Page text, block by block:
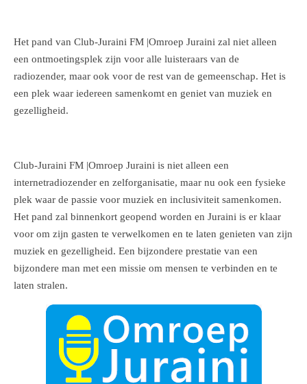
Het pand van Club-Juraini FM |Omroep Juraini zal niet alleen
een ontmoetingsplek zijn voor alle luisteraars van de
radiozender, maar ook voor de rest van de gemeenschap. Het is
een plek waar iedereen samenkomt en geniet van muziek en
gezelligheid.
Club-Juraini FM |Omroep Juraini is niet alleen een
internetradiozender en zelforganisatie, maar nu ook een fysieke
plek waar de passie voor muziek en inclusiviteit samenkomen.
Het pand zal binnenkort geopend worden en Juraini is er klaar
voor om zijn gasten te verwelkomen en te laten genieten van zijn
muziek en gezelligheid. Een bijzondere prestatie van een
bijzondere man met een missie om mensen te verbinden en te
laten stralen.